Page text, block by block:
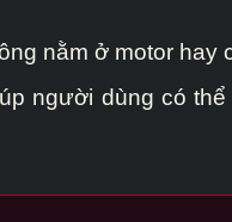
nằm ở motor hay
người dùng có